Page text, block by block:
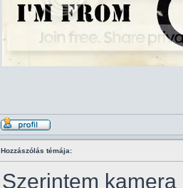
Hozzászólás témája:
Szerintem